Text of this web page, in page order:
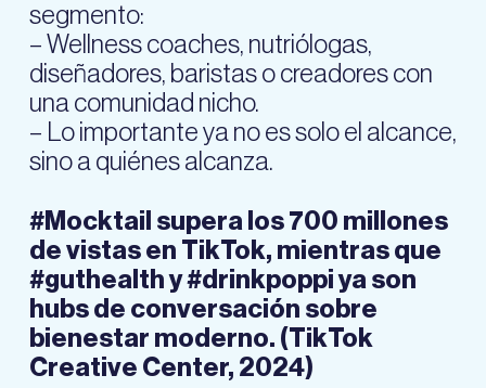
segmento:
– Wellness coaches, nutriólogas,
diseñadores, baristas o creadores con
una comunidad nicho.
– Lo importante ya no es solo el alcance,
sino a quiénes alcanza.
#Mocktail supera los 700 millones
de vistas en TikTok, mientras que
#guthealth y #drinkpoppi ya son
hubs de conversación sobre
bienestar moderno. (TikTok
Creative Center, 2024)